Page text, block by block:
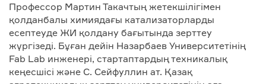
Профессор Мартин Такачтың жетекшілігімен
қолданбалы химиядағы катализаторларды
есептеуде ЖИ қолдану бағытында зерттеу
жүргізеді. Бұған дейін Назарбаев Университетінің
Fab Lab инженері, стартаптардың техникалық
кеңесшісі және С. Сейфуллин ат. Қазақ